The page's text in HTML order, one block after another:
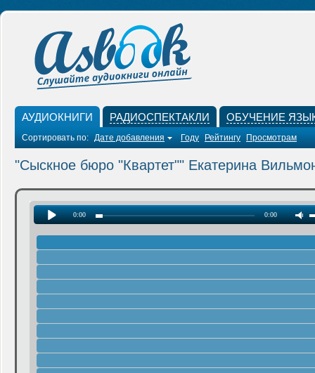
АУДИОКНИГИ РАДИОСПЕКТАКЛИ ОБУЧЕНИЕ
Сортировать по: Дате добавления Году Рейтингу Просмотрам
"Сыскное бюро "Квартет"" Екатерина
0:00 0:00